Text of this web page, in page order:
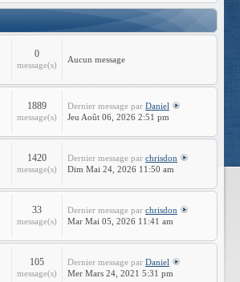
0
message(s)
Aucun message
1889
message(s)
Dernier message par Daniel
Jeu Août 06, 2026 2:51 pm
1420
message(s)
Dernier message par chrisdon
Dim Mai 24, 2026 11:50 am
33
message(s)
Dernier message par chrisdon
Mar Mai 05, 2026 11:41 am
105
message(s)
Dernier message par Daniel
Mer Mars 24, 2021 5:31 pm